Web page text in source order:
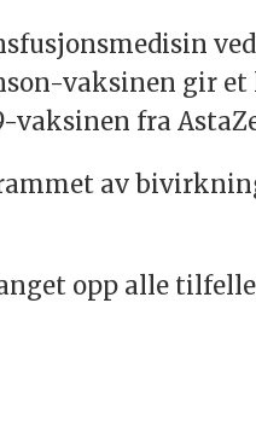
vaksinen gir
fra
av
opp alle